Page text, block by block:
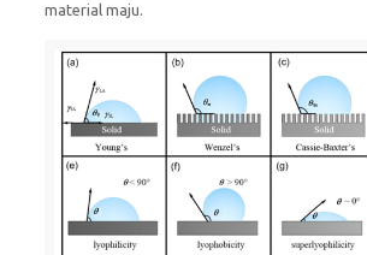
material maju.